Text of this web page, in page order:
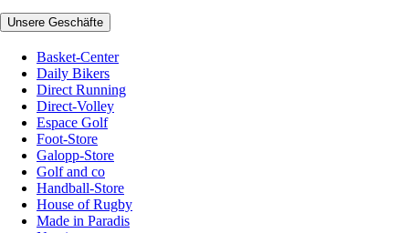
Unsere Geschäfte
Basket-Center
Daily Bikers
Direct Running
Direct-Volley
Espace Golf
Foot-Store
Galopp-Store
Golf and co
Handball-Store
House of Rugby
Made in Paradis